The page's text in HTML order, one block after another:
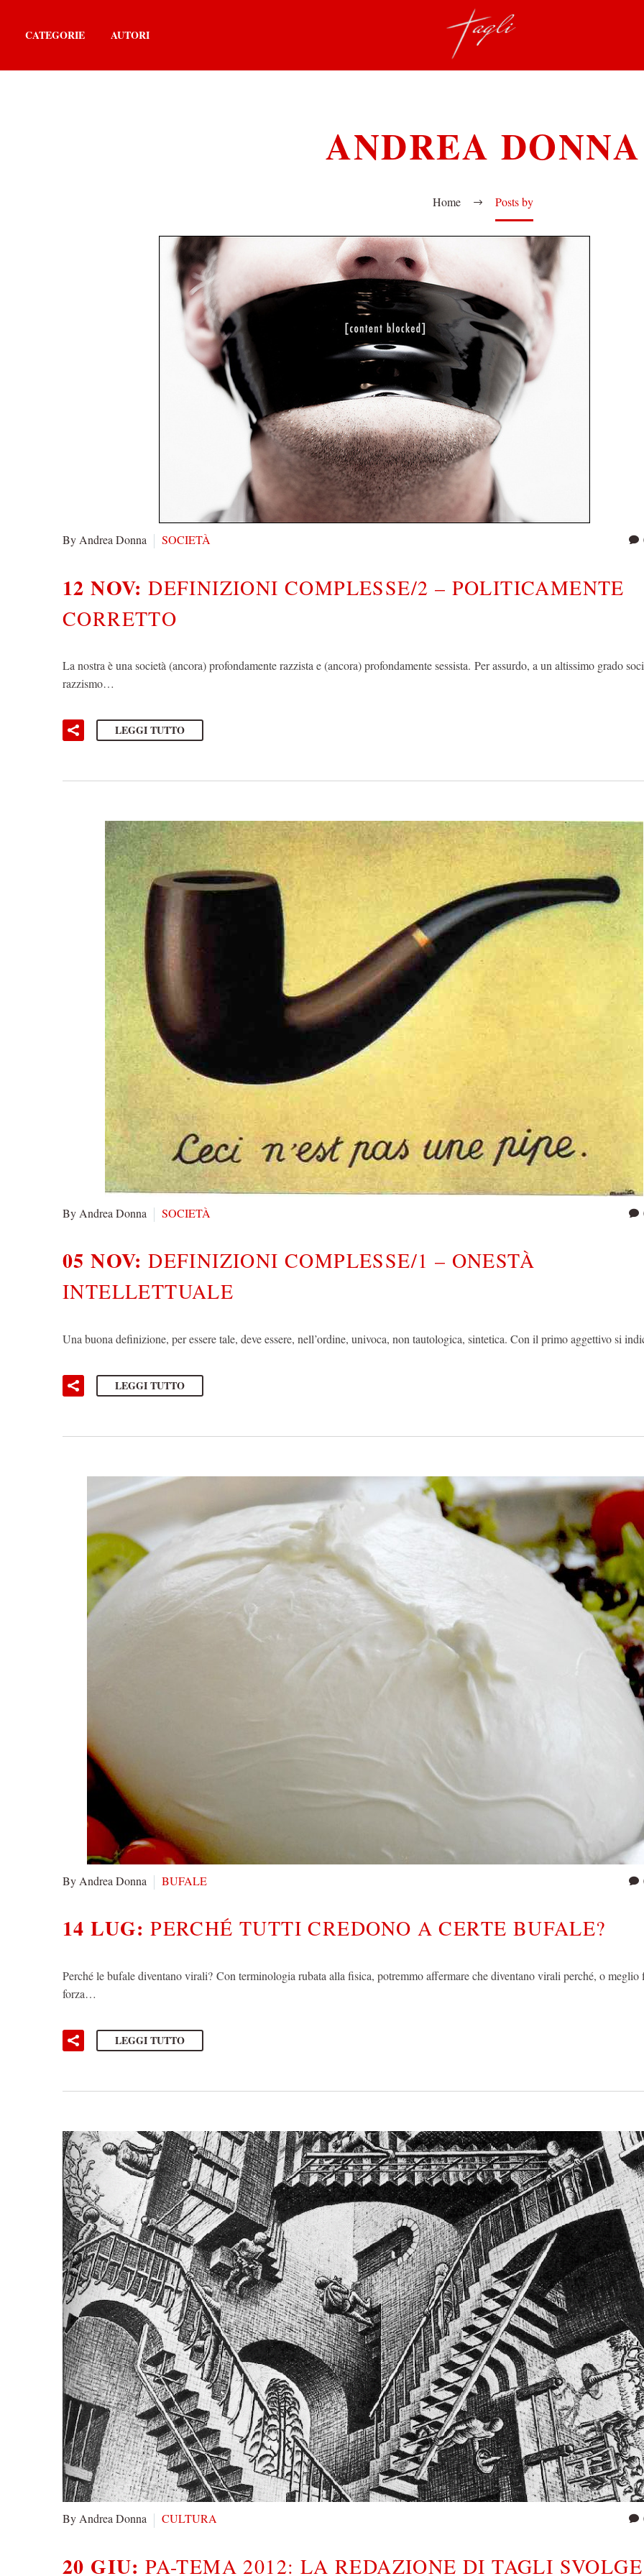
CATEGORIE AUTORI
ANDREA DONNA
Home Posts by
By Andrea Donna SOCIETÀ
12 NOV:DEFINIZIONI COMPLESSE/2 – POLITICAMENTE
CORRETTO
La nostra è una società (ancora) profondamente razzista e (ancora) profondamente sessista. Per assurdo, a un altissimo grado
razzismo…
LEGGI TUTTO
By Andrea Donna SOCIETÀ
05 NOV:DEFINIZIONI COMPLESSE/1 – ONESTÀ
INTELLETTUALE
Una buona definizione, per essere tale, deve essere, nell’ordine, univoca, non tautologica, sintetica. Con il primo aggettivo si
LEGGI TUTTO
By Andrea Donna BUFALE
14 LUG:PERCHÉ TUTTI CREDONO A CERTE BUFALE?
Perché le bufale diventano virali? Con terminologia rubata alla fisica, potremmo affermare che diventano virali perché, o meglio
forza…
LEGGI TUTTO
By Andrea Donna CULTURA
20 GIU:PA-TEMA 2012: LA REDAZIONE DI TAGLI